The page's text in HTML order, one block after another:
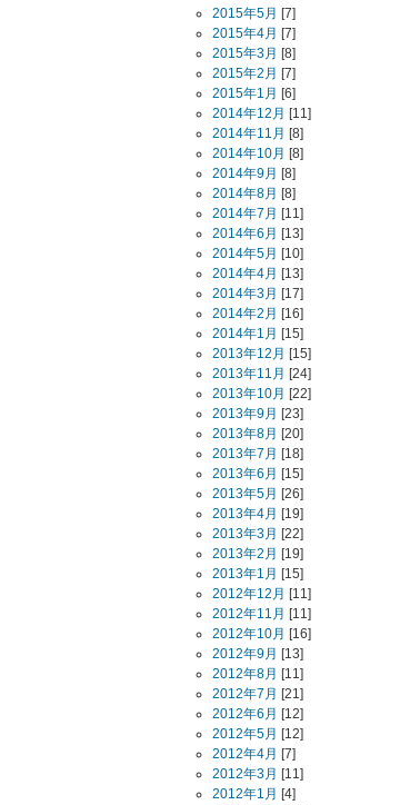
2015年5月 [7]
2015年4月 [7]
2015年3月 [8]
2015年2月 [7]
2015年1月 [6]
2014年12月 [11]
2014年11月 [8]
2014年10月 [8]
2014年9月 [8]
2014年8月 [8]
2014年7月 [11]
2014年6月 [13]
2014年5月 [10]
2014年4月 [13]
2014年3月 [17]
2014年2月 [16]
2014年1月 [15]
2013年12月 [15]
2013年11月 [24]
2013年10月 [22]
2013年9月 [23]
2013年8月 [20]
2013年7月 [18]
2013年6月 [15]
2013年5月 [26]
2013年4月 [19]
2013年3月 [22]
2013年2月 [19]
2013年1月 [15]
2012年12月 [11]
2012年11月 [11]
2012年10月 [16]
2012年9月 [13]
2012年8月 [11]
2012年7月 [21]
2012年6月 [12]
2012年5月 [12]
2012年4月 [7]
2012年3月 [11]
2012年1月 [4]